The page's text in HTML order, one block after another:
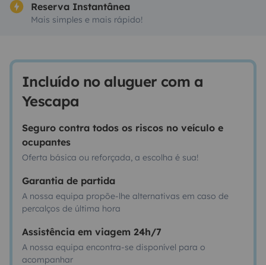
Reserva Instantânea
Mais simples e mais rápido!
Incluído no aluguer com a
Yescapa
Seguro contra todos os riscos no veículo e
ocupantes
Oferta básica ou reforçada, a escolha é sua!
Garantia de partida
A nossa equipa propõe-lhe alternativas em caso de
percalços de última hora
Assistência em viagem 24h/7
A nossa equipa encontra-se disponível para o
acompanhar